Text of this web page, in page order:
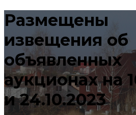
Размещены
извещения об
объявленных
аукционах на
и 24.10.2023